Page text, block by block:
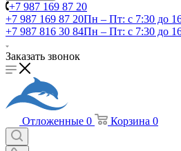
+7 987 169 87 20
+7 987 169 87 20Пн – Пт: с 7:30 до
+7 987 816 30 84Пн – Пт: с 7:30 до
Заказать звонок
Отложенные 0 Корзина 0